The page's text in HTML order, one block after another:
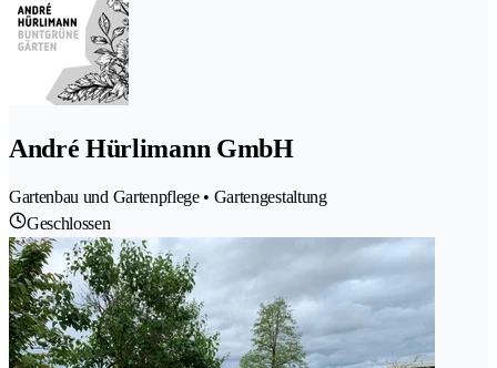
André Hürlimann GmbH
Gartenbau und Gartenpflege • Gartengestaltung
Geschlossen